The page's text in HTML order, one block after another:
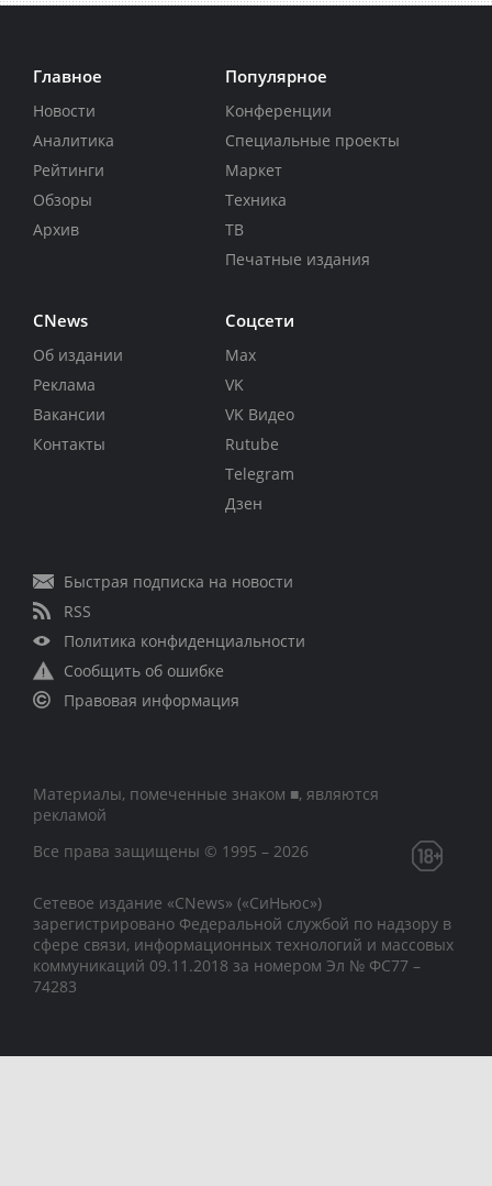
Главное
Новости
Аналитика
Рейтинги
Обзоры
Архив
Популярное
Конференции
Специальные проекты
Маркет
Техника
ТВ
Печатные издания
CNews
Об издании
Реклама
Вакансии
Контакты
Соцсети
Max
VK
VK Видео
Rutube
Telegram
Дзен
Быстрая подписка на новости
RSS
Политика конфиденциальности
Сообщить об ошибке
Правовая информация
Материалы, помеченные знаком ■, являются
рекламой
Все права защищены © 1995 – 2026
Сетевое издание «CNews» («СиНьюс»)
зарегистрировано Федеральной службой по надзору в
сфере связи, информационных технологий и массовых
коммуникаций 09.11.2018 за номером Эл № ФС77 –
74283